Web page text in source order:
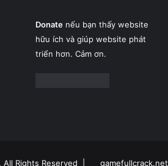
Donatenếu bạn thấy website
hữu ích và giúp website phát
triển hơn. Cảm ơn.
Rights Reserved | gamefullcrack.net